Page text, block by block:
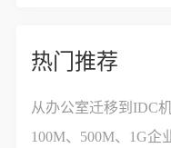
热门推荐
从办公室迁移到IDC
100M、500M、1G企